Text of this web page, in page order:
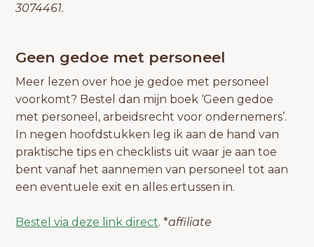
3074461.
Geen gedoe met personeel
Meer lezen over hoe je gedoe met personeel
voorkomt? Bestel dan mijn boek ‘Geen gedoe
met personeel, arbeidsrecht voor ondernemers’.
In negen hoofdstukken leg ik aan de hand van
praktische tips en checklists uit waar je aan toe
bent vanaf het aannemen van personeel tot aan
een eventuele exit en alles ertussen in.
Bestel via deze link direct. *affiliate